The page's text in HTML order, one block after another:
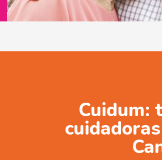
Cuidum: